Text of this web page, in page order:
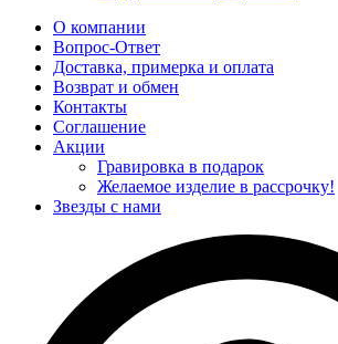
О компании
Вопрос-Ответ
Доставка, примерка и оплата
Возврат и обмен
Контакты
Соглашение
Акции
Гравировка в подарок
Желаемое изделие в рассрочку!
Звезды с нами